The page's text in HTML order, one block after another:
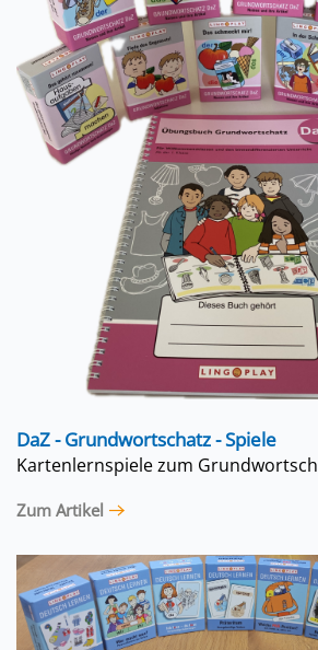
DaZ - Grundwortschatz - Spiele
Kartenlernspiele zum
Zum Artikel